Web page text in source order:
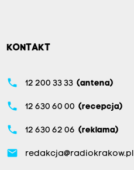
KONTAKT
phone 12 200 33 33 (antena)
phone 12 630 60 00 (recepcja)
phone 12 630 62 06 (reklama)
email redakcja@radiokrakow.pl